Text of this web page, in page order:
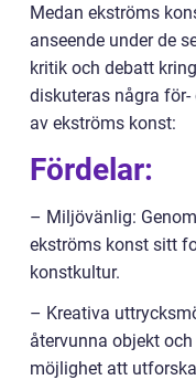
Medan ekströms
anseende under de
kritik och debatt
diskuteras några
av ekströms konst:
Fördelar:
– Miljövänlig:
ekströms konst sitt
konstkultur.
– Kreativa
återvunna objekt
möjlighet att